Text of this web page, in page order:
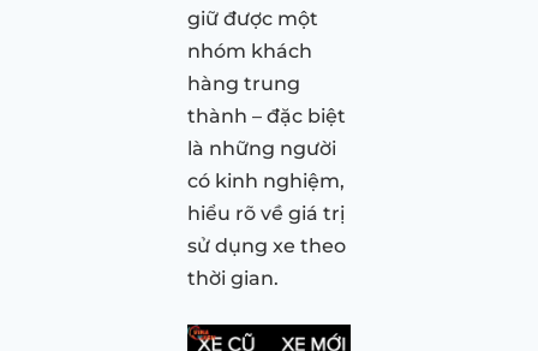
giữ được một
nhóm khách
hàng trung
thành – đặc biệt
là những người
có kinh nghiệm,
hiểu rõ về giá trị
sử dụng xe theo
thời gian.